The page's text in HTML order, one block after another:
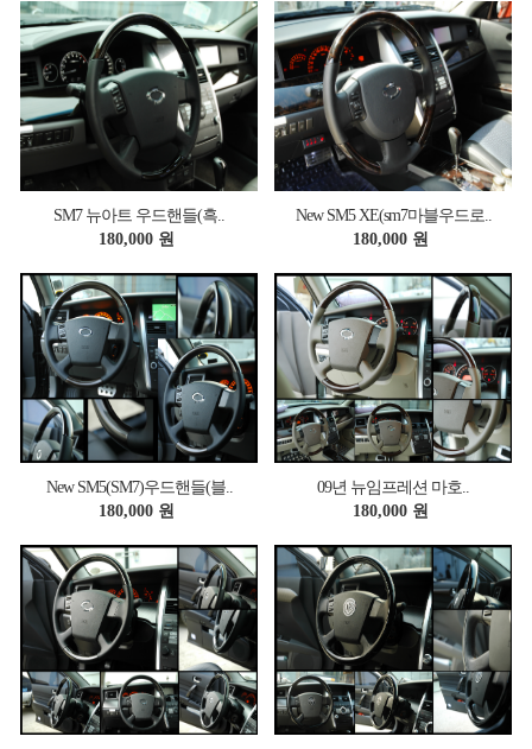
SM7 뉴아트 우드핸들(흑..
180,000 원
New SM5 XE(sm7마블우드로..
180,000 원
New SM5(SM7)우드핸들(블..
180,000 원
09년 뉴임프레션 마호..
180,000 원